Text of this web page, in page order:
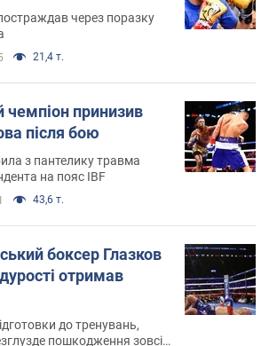
через поразку
21,4 т.
принизив
після бою
з пантелику травма
на пояс IBF
43,6 т.
боксер Глазков
отримав
до тренувань,
пошкодження зовсім